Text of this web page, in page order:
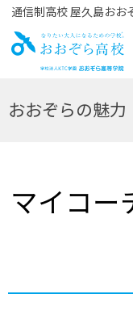
通信制高校 屋久島おお
お
おおぞらの魅力
マイコー